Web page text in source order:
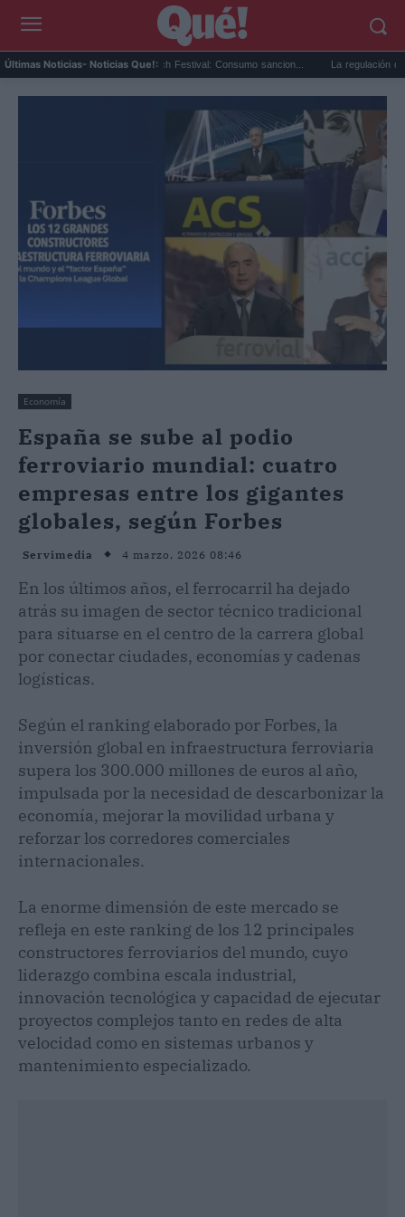
Últimas Noticias- Noticias Que!:
Multa al Reggaeton Beach Festival: Consumo sancion... La regulación de
Economía
España se sube al podio
ferroviario mundial: cuatro
empresas entre los gigantes
globales, según Forbes
Servimedia 4 marzo, 2026 08:46
En los últimos años, el ferrocarril ha dejado
atrás su imagen de sector técnico tradicional
para situarse en el centro de la carrera global
por conectar ciudades, economías y cadenas
logísticas.
Según el ranking elaborado por Forbes, la
inversión global en infraestructura ferroviaria
supera los 300.000 millones de euros al año,
impulsada por la necesidad de descarbonizar la
economía, mejorar la movilidad urbana y
reforzar los corredores comerciales
internacionales.
La enorme dimensión de este mercado se
refleja en este ranking de los 12 principales
constructores ferroviarios del mundo, cuyo
liderazgo combina escala industrial,
innovación tecnológica y capacidad de ejecutar
proyectos complejos tanto en redes de alta
velocidad como en sistemas urbanos y
mantenimiento especializado.